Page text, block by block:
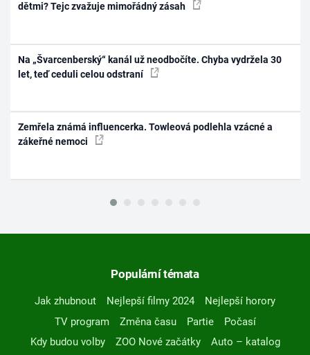
dětmi? Tejc zvažuje mimořádný zásah
Na „Švarcenberský“ kanál už neodbočíte. Chyba vydržela 30
let, teď ceduli celou odstraní
Zemřela známá influencerka. Towleová podlehla vzácné a
zákeřné nemoci
Populární témata
Jak zhubnout Nejlepší filmy 2024
Nejlepší horory
TV program
Změna času Partie
Počasí
Kdy budou volby
ZOO Nové začátky
Auto – katalog